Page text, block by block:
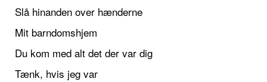
Slå hinanden over hænderne
Mit barndomshjem
Du kom med alt det der var dig
Tænk, hvis jeg var